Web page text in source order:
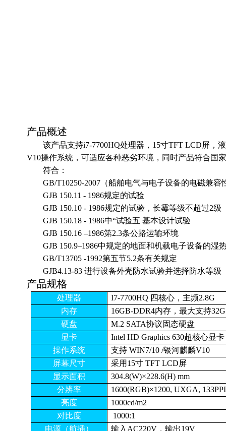
产品概述
该产品支持i7-7700HQ处理器， 15寸TFT LCD屏，
V10操作系统，可适应各种恶劣环境，同时产品符合国
符合：
GB/T10250-2007（船舶电气与电子设备的电磁兼容
GJB 150.11 - 1986规定的试验
GJB 150.10 - 1986规定的试验，长霉等级不超过2级
GJB 150.18 - 1986中“试验五 基本设计试验
GJB 150.16 –1986第2.3条公路运输环境
GJB 150.9–1986中规定的地面和机载电子设备的湿
GB/T13705 -1992第五节5.2条有关规定
GJB4.13-83 进行设备外壳防水试验并选择防水等级
产品规格
处理器
I7-7700HQ 四核心，主频2.8G
内存
16GB-DDR4内存，最大支持32G
硬盘
M.2 SATA协议固态硬盘
显卡
Intel HD Graphics 630超核心显卡
操作系统
支持 WIN7/10 /银河麒麟V10
屏幕尺寸
采用15寸 TFT LCD屏
显示面积
304.8(W)×228.6(H) mm
分辨率
1600(RGB)×1200, UXGA, 133PPI
亮度
1000cd/m2
对比度
1000:1
电源（航插）
输入AC220V，输出19V